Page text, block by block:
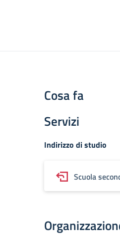
Cosa fa
Servizi
Indirizzo di studio
Scuola